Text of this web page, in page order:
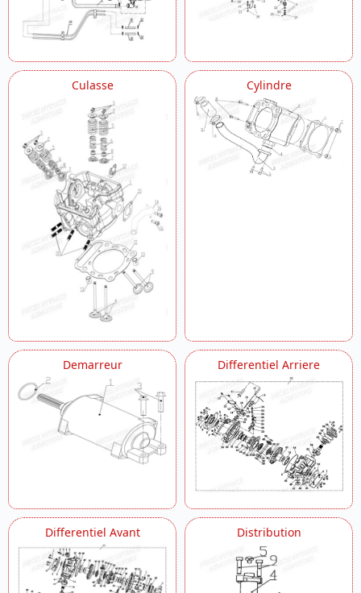
Culasse Cylindre
Demarreur Differentiel Arriere
Differentiel Avant Distribution